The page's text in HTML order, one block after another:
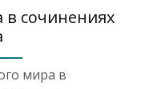
в сочинениях
мира в